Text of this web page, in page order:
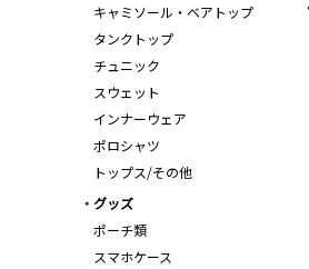
キャミソール・ベアトップ
タンクトップ
チュニック
スウェット
インナーウェア
ポロシャツ
トップス/その他
グッズ
ポーチ類
スマホケース